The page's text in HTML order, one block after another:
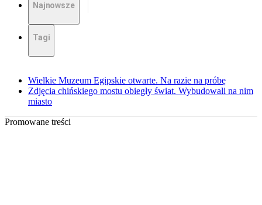
Najnowsze
Tagi
Wielkie Muzeum Egipskie otwarte. Na razie na próbę
Zdjęcia chińskiego mostu obiegły świat. Wybudowali na nim
miasto
Promowane treści